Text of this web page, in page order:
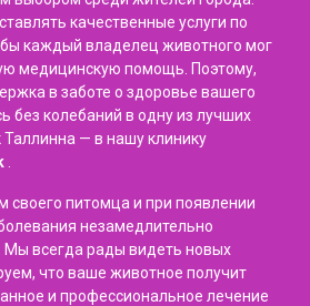
качественные услуги по
каждый владелец животного мог
медицинскую помощь. Поэтому,
в заботе о здоровье вашего
без колебаний в одну из лучших
— в нашу клинику
своего питомца и при появлении
незамедлительно
Мы всегда рады видеть новых
что ваше животное получит
и профессиональное лечение